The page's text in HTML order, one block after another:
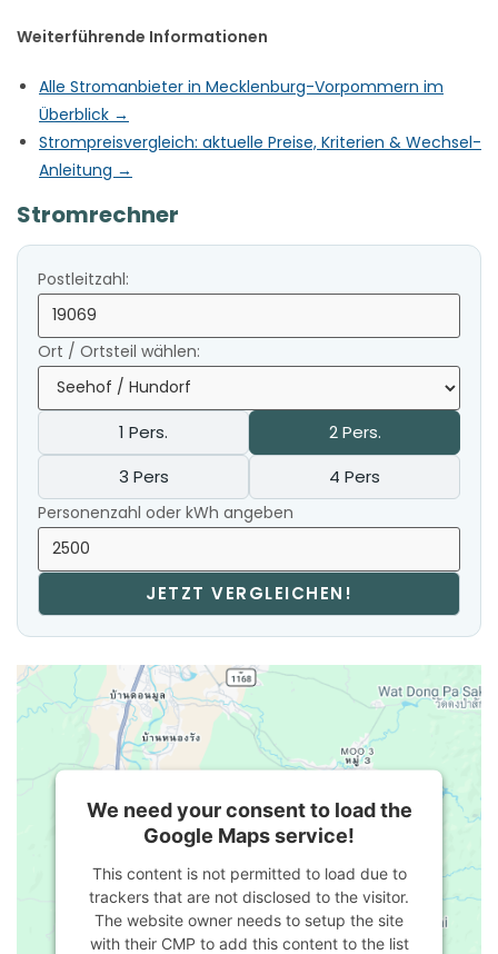
Weiterführende Informationen
Alle Stromanbieter in Mecklenburg-Vorpommern im
Überblick →
Strompreisvergleich: aktuelle Preise, Kriterien & Wechsel-
Anleitung →
Stromrechner
Postleitzahl:
Ort / Ortsteil wählen:
1 Pers.
2 Pers.
3 Pers
4 Pers
Personenzahl oder kWh angeben
JETZT VERGLEICHEN!
We need your consent to load the
Google Maps service!
This content is not permitted to load due to
trackers that are not disclosed to the visitor.
The website owner needs to setup the site
with their CMP to add this content to the list